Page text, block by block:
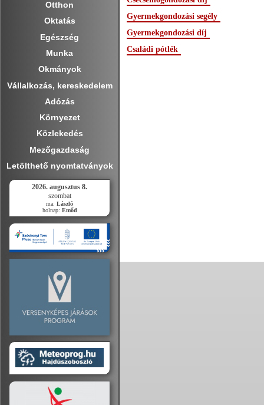
Otthon
Oktatás
Egészség
Munka
Okmányok
Vállalkozás, kereskedelem
Adózás
Környezet
Közlekedés
Mezőgazdaság
Letölthető nyomtatványok
2026. augusztus 8.
szombat
ma: László
holnap: Emőd
Gyermekgondozási segély
Gyermekgondozási díj
Családi pótlék